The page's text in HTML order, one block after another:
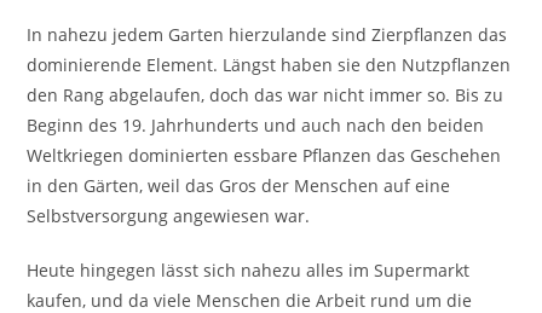
In nahezu jedem Garten hierzulande sind Zierpflanzen das
dominierende Element. Längst haben sie den Nutzpflanzen
den Rang abgelaufen, doch das war nicht immer so. Bis zu
Beginn des 19. Jahrhunderts und auch nach den beiden
Weltkriegen dominierten essbare Pflanzen das Geschehen
in den Gärten, weil das Gros der Menschen auf eine
Selbstversorgung angewiesen war.
Heute hingegen lässt sich nahezu alles im Supermarkt
kaufen, und da viele Menschen die Arbeit rund um die